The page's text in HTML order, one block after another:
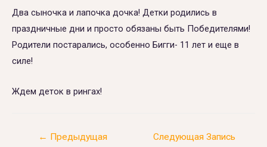
Два сыночка и лапочка дочка! Детки родились в
праздничные дни и просто обязаны быть Победителями!
Родители постарались, особенно Бигги- 11 лет и еще в
силе!
Ждем деток в рингах!
Навигация
← Предыдущая
Следующая Запись